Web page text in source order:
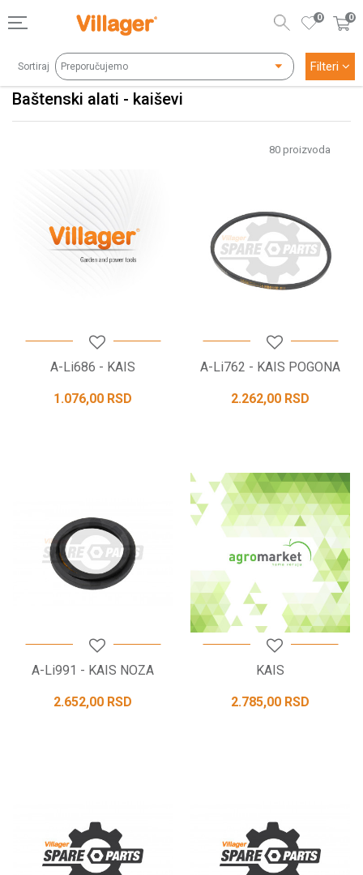
0
0
Baštenski alati - kaiševi
Sortiraj Filteri
80 proizvoda
A-Li686 - KAIS
1.076,00 RSD
A-Li762 - KAIS POGONA
2.262,00 RSD
A-Li991 - KAIS NOZA
2.652,00 RSD
KAIS
2.785,00 RSD